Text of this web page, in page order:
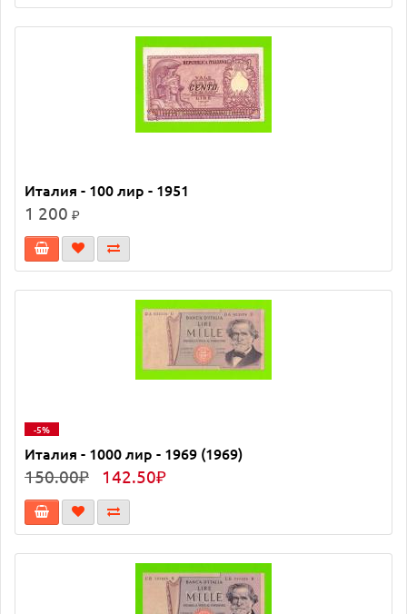
Италия - 100 лир - 1951
1 200 ₽
-5%
Италия - 1000 лир - 1969 (1969)
150.00₽ 142.50₽